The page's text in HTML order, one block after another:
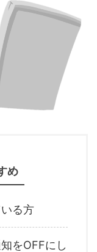
め
る方
をOFFにし